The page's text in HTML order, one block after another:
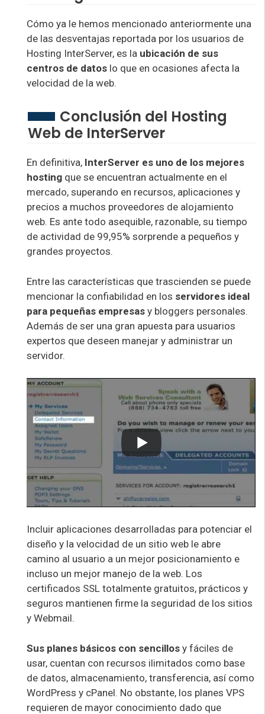
Cómo ya le hemos mencionado anteriormente una
de las desventajas reportada por los usuarios de
Hosting InterServer, es la ubicación de sus
centros de datos lo que en ocasiones afecta la
velocidad de la web.
Conclusión del Hosting
Web de InterServer
En definitiva, InterServer es uno de los mejores
hosting que se encuentran actualmente en el
mercado, superando en recursos, aplicaciones y
precios a muchos proveedores de alojamiento
web. Es ante todo asequible, razonable, su tiempo
de actividad de 99,95% sorprende a pequeños y
grandes proyectos.
Entre las características que trascienden se puede
mencionar la confiabilidad en los servidores ideal
para pequeñas empresas y bloggers personales.
Además de ser una gran apuesta para usuarios
expertos que deseen manejar y administrar un
servidor.
Incluir aplicaciones desarrolladas para potenciar el
diseño y la velocidad de un sitio web le abre
camino al usuario a un mejor posicionamiento e
incluso un mejor manejo de la web. Los
certificados SSL totalmente gratuitos, prácticos y
seguros mantienen firme la seguridad de los sitios
y Webmail.
Sus planes básicos con sencillos y fáciles de
usar, cuentan con recursos ilimitados como base
de datos, almacenamiento, transferencia, así como
WordPress y cPanel. No obstante, los planes VPS
requieren de mayor conocimiento dado que